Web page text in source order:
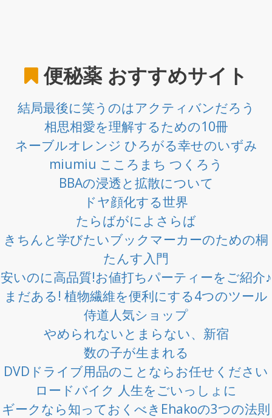
便秘薬 おすすめサイト
結局最後に笑うのはアクティバンだろう
相思相愛を理解するための10冊
ネーブルオレンジ ひろがる幸せのいずみ
miumiu こころまち つくろう
BBAの浸透と拡散について
ドヤ顔化する世界
たらばがによさらば
きちんと学びたいブックマーカーのための桐
たんす入門
安いのに高品質!お値打ちパーティーをご紹介♪
まだある! 植物繊維を便利にする4つのツール
侍道人気ショップ
やめられないとまらない、新宿
数の子が生まれる
DVDドライブ用品のことならお任せください
ロードバイク 人生をごいっしょに
ギークなら知っておくべきEhakoの3つの法則